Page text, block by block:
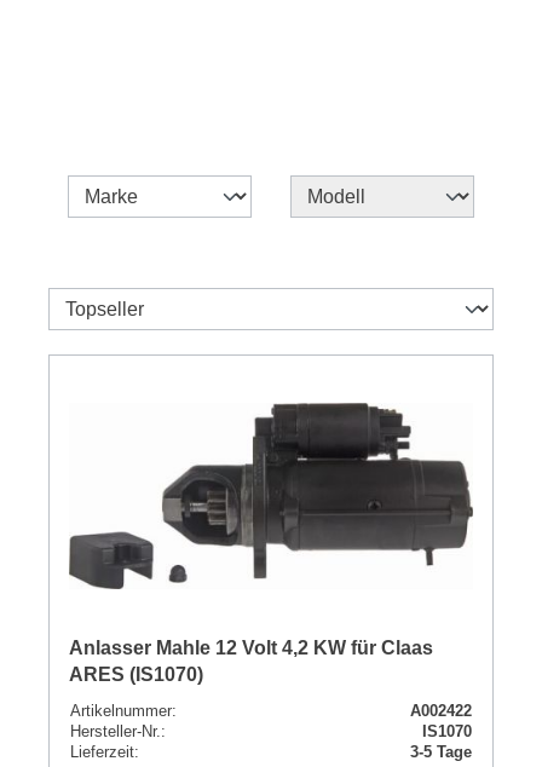
Anlasser Mahle 12 Volt 4,2 KW für Claas
ARES (IS1070)
Artikelnummer:
A002422
Hersteller-Nr.:
IS1070
Lieferzeit:
3-5 Tage